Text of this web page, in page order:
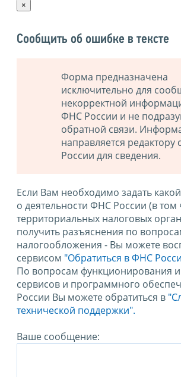
×
Сообщить об ошибке в тексте
Форма предназначена
исключительно для
некорректной
ФНС России и не
обратной связи.
направляется редактору
России для сведения.
Если Вам необходимо задать
о деятельности ФНС России (в том
территориальных налоговых
получить разъяснения по
налогообложения - Вы можете
сервисом "Обратиться в ФНС
По вопросам функционирования
сервисов и программного
России Вы можете обратиться в
технической поддержки".
Ваше сообщение: